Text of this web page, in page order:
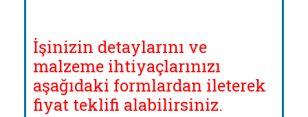
İşinizin detaylarını ve
malzeme ihtiyaçlarınızı
aşağıdaki formlardan ileterek
fiyat teklifi alabilirsiniz.